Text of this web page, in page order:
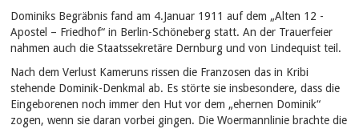
Dominiks Begräbnis fand am 4.Januar 1911 auf dem „Alten 12 -
Apostel – Friedhof“ in Berlin-Schöneberg statt. An der Trauerfeier
nahmen auch die Staatssekretäre Dernburg und von Lindequist teil.
Nach dem Verlust Kameruns rissen die Franzosen das in Kribi
stehende Dominik-Denkmal ab. Es störte sie insbesondere, dass die
Eingeborenen noch immer den Hut vor dem „ehernen Dominik“
zogen, wenn sie daran vorbei gingen. Die Woermannlinie brachte die